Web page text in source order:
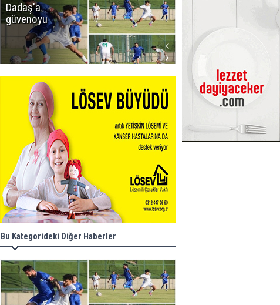
Dadaş'a
güvenoyu
stadyum
teşekkürü
Bu Kategorideki Diğer Haberler